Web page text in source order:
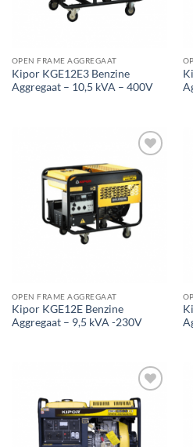
OPEN FRAME AGGREGAAT
Kipor KGE12E3 Benzine
Aggregaat – 10,5 kVA – 400V
Toevoegen
aan
wenslijst
OPEN FRAME AGGREGAAT
Kipor KGE12E Benzine
Aggregaat – 9,5 kVA -230V
Toevoegen
aan
wenslijst